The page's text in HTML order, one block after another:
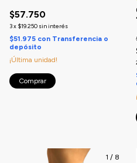
$57.750
3x $19.250 sin interés
$51.975 con Transferencia o
depósito
¡Última unidad!
Comprar
1 / 8